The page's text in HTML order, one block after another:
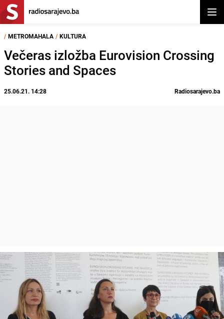
/ METROMAHALA / KULTURA
Večeras izložba Eurovision Crossing
Stories and Spaces
25.06.21. 14:28 Radiosarajevo.ba